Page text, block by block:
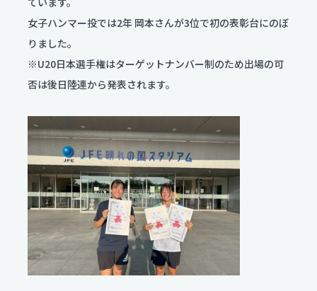
個人情報保護方針
サイトポリシー
女子ハンマー投では2年 岡本さんが3位で初の表彰台にのぼ
りました。
※U20日本選手権はターゲットナンバー制のため出場の可
否は後日陸連から発表されます。